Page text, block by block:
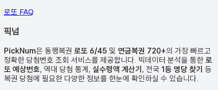
로또 FAQ
픽넘
PickNum은 동행복권 로또 6/45 및 연금복권 720+의 가장 빠르고
정확한 당첨번호 조회 서비스를 제공합니다. 빅데이터 분석을 통한 로
또 예상번호, 역대 당첨 통계, 실수령액 계산기, 전국 1등 명당 찾기 등
복권 당첨에 필요한 다양한 정보를 한눈에 확인하실 수 있습니다.